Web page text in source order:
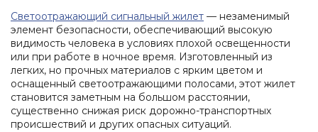
Светоотражающий сигнальный жилет — незаменимый
элемент безопасности, обеспечивающий высокую
видимость человека в условиях плохой освещенности
или при работе в ночное время. Изготовленный из
легких, но прочных материалов с ярким цветом и
оснащенный светоотражающими полосами, этот жилет
становится заметным на большом расстоянии,
существенно снижая риск дорожно-транспортных
происшествий и других опасных ситуаций.